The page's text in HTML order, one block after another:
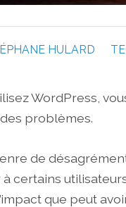
HULARD
WordPress,
problèmes.
de
certains
que peut